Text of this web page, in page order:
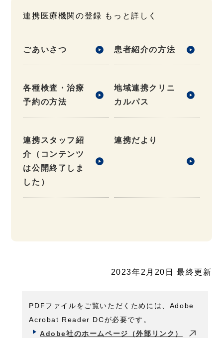
連携医療機関の登録 もっと詳しく
ごあいさつ 患者紹介の方法
各種検査・治療
予約の方法
地域連携クリニ
カルパス
連携スタッフ紹
介（コンテンツ
は公開終了しま
した）
連携だより
2023年2月20日 最終更新
PDFファイルをご覧いただくためには、Adobe
Acrobat Reader DCが必要です。
Adobe社のホームページ（外部リンク）